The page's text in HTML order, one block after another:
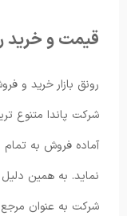
قیمت و خرید
رونق بازار خرید و
شرکت پاندا متنوع
آماده فروش به تمام
نماید. به همین دلیل
شرکت به عنوان